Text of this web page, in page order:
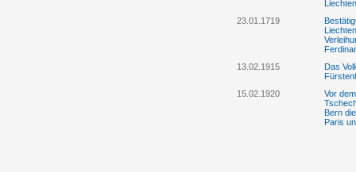
23.01.1719
13.02.1915
Das
15.02.1920
Vor
Bern
Paris